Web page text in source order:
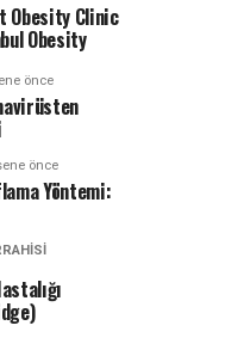
Obesity Clinic
Obesity
önce
önce
Yöntemi: